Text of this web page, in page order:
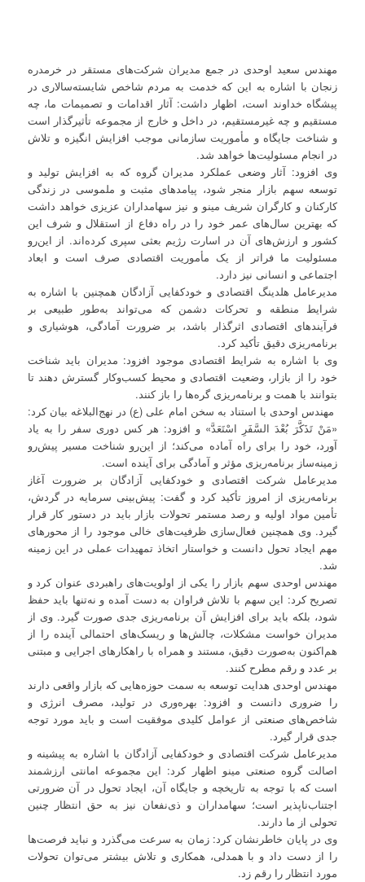
مهندس سعید اوحدی در جمع مدیران شرکت‌های مستقر در خرمدره
زنجان با اشاره به این که خدمت به مردم شاخص شایسته‌سالاری در
پیشگاه خداوند است، اظهار داشت: آثار اقدامات و تصمیمات ما، چه
مستقیم و چه غیرمستقیم، در داخل و خارج از مجموعه تأثیرگذار است
و شناخت جایگاه و مأموریت سازمانی موجب افزایش انگیزه و تلاش
در انجام مسئولیت‌ها خواهد شد.
وی افزود: آثار وضعی عملکرد مدیران گروه که به افزایش تولید و
توسعه سهم بازار منجر شود، پیامدهای مثبت و ملموسی در زندگی
کارکنان و کارگران شریف مینو و نیز سهامداران عزیزی خواهد داشت
که بهترین سال‌های عمر خود را در راه دفاع از استقلال و شرف این
کشور و ارزش‌های آن در اسارت رژیم بعثی سپری کرده‌اند. از این‌رو
مسئولیت ما فراتر از یک مأموریت اقتصادی صرف است و ابعاد
اجتماعی و انسانی نیز دارد.
مدیرعامل هلدینگ اقتصادی و خودکفایی آزادگان همچنین با اشاره به
شرایط منطقه و تحرکات دشمن که می‌تواند به‌طور طبیعی بر
فرآیندهای اقتصادی اثرگذار باشد، بر ضرورت آمادگی، هوشیاری و
برنامه‌ریزی دقیق تأکید کرد.
وی با اشاره به شرایط اقتصادی موجود افزود: مدیران باید شناخت
خود را از بازار، وضعیت اقتصادی و محیط کسب‌وکار گسترش دهند تا
بتوانند با همت و برنامه‌ریزی گره‌ها را باز کنند.
مهندس اوحدی با استناد به سخن امام علی (ع) در نهج‌البلاغه بیان کرد:
«مَنْ تَذَكَّرَ بُعْدَ السَّفَرِ اسْتَعَدَّ» و افزود: هر کس دوری سفر را به یاد
آورد، خود را برای راه آماده می‌کند؛ از این‌رو شناخت مسیر پیش‌رو
زمینه‌ساز برنامه‌ریزی مؤثر و آمادگی برای آینده است.
مدیرعامل شرکت اقتصادی و خودکفایی آزادگان بر ضرورت آغاز
برنامه‌ریزی از امروز تأکید کرد و گفت: پیش‌بینی سرمایه در گردش،
تأمین مواد اولیه و رصد مستمر تحولات بازار باید در دستور کار قرار
گیرد. وی همچنین فعال‌سازی ظرفیت‌های خالی موجود را از محورهای
مهم ایجاد تحول دانست و خواستار اتخاذ تمهیدات عملی در این زمینه
شد.
مهندس اوحدی سهم بازار را یکی از اولویت‌های راهبردی عنوان کرد و
تصریح کرد: این سهم با تلاش فراوان به دست آمده و نه‌تنها باید حفظ
شود، بلکه باید برای افزایش آن برنامه‌ریزی جدی صورت گیرد. وی از
مدیران خواست مشکلات، چالش‌ها و ریسک‌های احتمالی آینده را از
هم‌اکنون به‌صورت دقیق، مستند و همراه با راهکارهای اجرایی و مبتنی
بر عدد و رقم مطرح کنند.
مهندس اوحدی هدایت توسعه به سمت حوزه‌هایی که بازار واقعی دارند
را ضروری دانست و افزود: بهره‌وری در تولید، مصرف انرژی و
شاخص‌های صنعتی از عوامل کلیدی موفقیت است و باید مورد توجه
جدی قرار گیرد.
مدیرعامل شرکت اقتصادی و خودکفایی آزادگان با اشاره به پیشینه و
اصالت گروه صنعتی مینو اظهار کرد: این مجموعه امانتی ارزشمند
است که با توجه به تاریخچه و جایگاه آن، ایجاد تحول در آن ضرورتی
اجتناب‌ناپذیر است؛ سهامداران و ذی‌نفعان نیز به حق انتظار چنین
تحولی از ما دارند.
وی در پایان خاطرنشان کرد: زمان به سرعت می‌گذرد و نباید فرصت‌ها
را از دست داد و با همدلی، همکاری و تلاش بیشتر می‌توان تحولات
مورد انتظار را رقم زد.